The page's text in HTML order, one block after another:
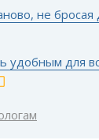
не
удобным для